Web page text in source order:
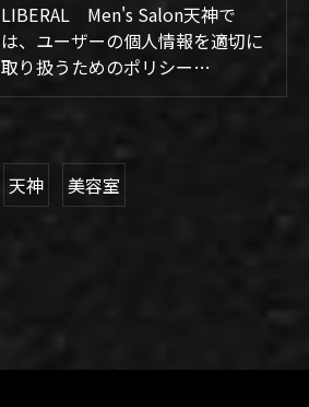
LIBERAL Men's Salon天神で
は、ユーザーの個人情報を適切に
取り扱うためのポリシー…
天神 美容室